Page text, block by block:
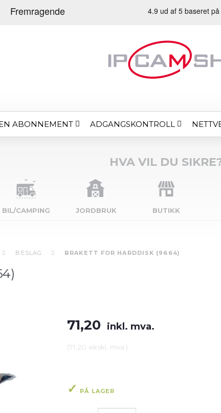
ABONNEMENT ADGANGSKONTROLL
HVA VIL DU
BIL/CAMPING JORDBRUK BUTIKK
BESLAG BRAKETT FOR HARDDISK (9664)
71,20 inkl. mva.
(71,20 ekskl. mva.)
PÅ LAGER